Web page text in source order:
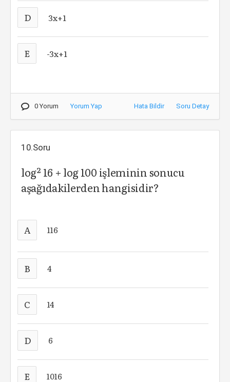
D 3x+1
E -3x+1
0 Yorum Yorum Yap Hata Bildir Soru Detay
10.Soru
log² 16 + log 100 işleminin sonucu
aşağıdakilerden hangisidir?
A 116
B 4
C 14
D 6
E 1016